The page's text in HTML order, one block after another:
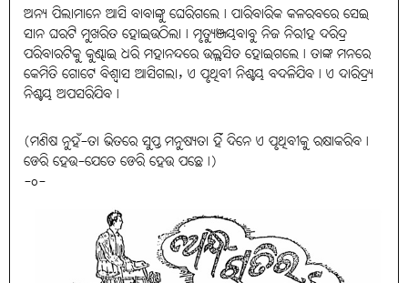
ଅନ୍ୟ ପିଲାମାନେ ଆସି ବାବାଙ୍କୁ ଘେରିଗଲେ। ପାରିବାରିକ କଳରବରେ ସେଇ
ସାନ ଘରଟି ମୁଖରିତ ହୋଇଉଠିଲା। ମୃତ୍ୟୁଞ୍ଜୟବାବୁ ନିଜ ନିରୀହ ଦରିଦ୍ର
ପରିବାରଟିକୁ କୁଣ୍ଢାଇ ଧରି ମହାନନ୍ଦରେ ଉଲ୍ଲସିତ ହୋଇଗଲେ। ତାଙ୍କ ମନରେ
କେମିତି ଗୋଟେ ବିଶ୍ୱାସ ଆସିଗଲା, ଏ ପୃଥିବୀ ନିଶ୍ଚୟ ବଦଳିଯିବ। ଏ ଦାରିଦ୍ର୍ୟ
ନିଶ୍ଚୟ ଅପସରିଯିବ।
(ମଣିଷ ନୁହଁ-ତା ଭିତରେ ସୁପ୍ତ ମନୁଷ୍ୟତା ହିଁ ଦିନେ ଏ ପୃଥିବୀକୁ ରକ୍ଷାକରିବ।
ଡେରି ହେଉ-ଯେତେ ଡେରି ହେଉ ପଛେ।)
-o-